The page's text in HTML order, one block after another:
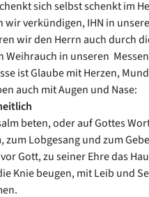
sich selbst schenkt im
wir verkündigen, IHN in
wir den Herrn auch durch
Weihrauch in unseren
ist Glaube mit Herzen,
auch mit Augen und Nase:
beten, oder auf Gottes
zum Lobgesang und zum
Gott, zu seiner Ehre das
Knie beugen, mit Leib und